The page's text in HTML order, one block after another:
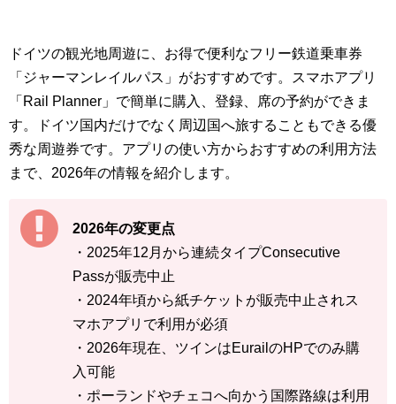
ドイツの観光地周遊に、お得で便利なフリー鉄道乗車券
「ジャーマンレイルパス」がおすすめです。スマホアプリ
「Rail Planner」で簡単に購入、登録、席の予約ができま
す。ドイツ国内だけでなく周辺国へ旅することもできる優
秀な周遊券です。アプリの使い方からおすすめの利用方法
まで、2026年の情報を紹介します。
2026年の変更点
・2025年12月から連続タイプConsecutive
Passが販売中止
・2024年頃から紙チケットが販売中止されス
マホアプリで利用が必須
・2026年現在、ツインはEurailのHPでのみ購
入可能
・ポーランドやチェコへ向かう国際路線は利用